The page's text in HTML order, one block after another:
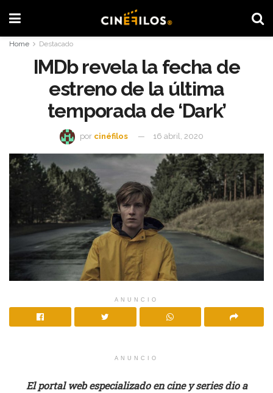
Home Destacado
IMDb revela la fecha de
estreno de la última
temporada de ‘Dark’
por cinéfilos 16 abril, 2020
ANUNCIO
ANUNCIO
El portal web especializado en cine y series dio a